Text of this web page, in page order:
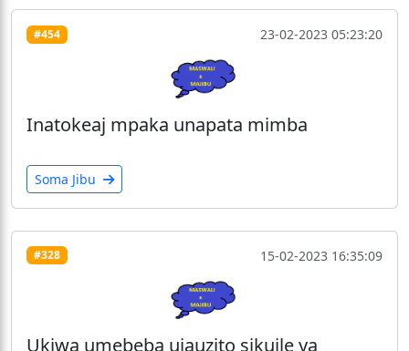
#454 23-02-2023 05:23:20
Inatokeaj mpaka unapata mimba
Soma Jibu
#328 15-02-2023 16:35:09
Ukiwa umebeba ujauzito sikuile ya